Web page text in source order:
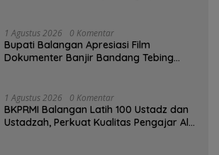
1 Agustus 2026 0 Komentar
Bupati Balangan Apresiasi Film
Dokumenter Banjir Bandang Tebing
1 Agustus 2026 0 Komentar
BKPRMI Balangan Latih 100 Ustadz dan
Ustadzah, Perkuat Kualitas Pengajar Al-